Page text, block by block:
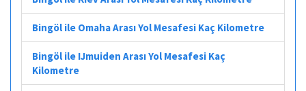
Bingöl ile Omaha Arası Yol Mesafesi Kaç Kilometre
Bingöl ile IJmuiden Arası Yol Mesafesi Kaç
Kilometre